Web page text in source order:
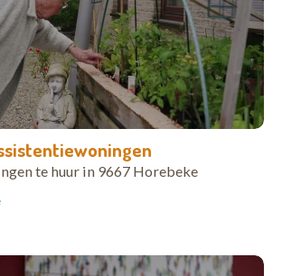
te huur in 9667 Horebeke